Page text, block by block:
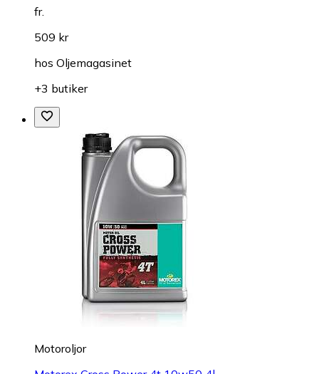
fr.
509 kr
hos Oljemagasinet
+3 butiker
Motoroljor